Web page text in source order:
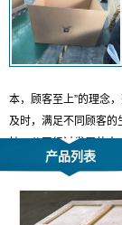
本，顾客至上”的理念
及时，满足不同顾客
持。公司经过发展壮大
服务。公司的主要客户
会社、日立医疗、日
产品列表